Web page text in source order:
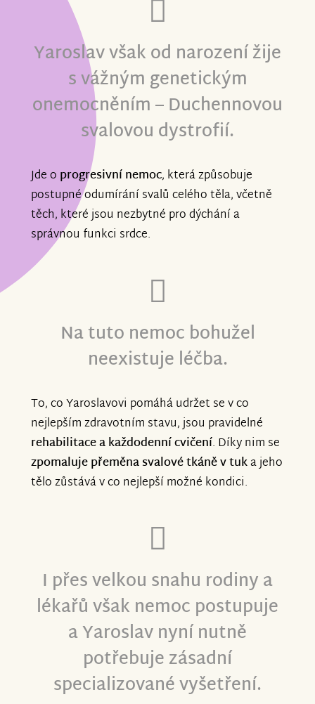
Yaroslav však od narození žije
s vážným genetickým
onemocněním – Duchennovou
svalovou dystrofií.
Jde o progresivní nemoc, která způsobuje
postupné odumírání svalů celého těla, včetně
těch, které jsou nezbytné pro dýchání a
správnou funkci srdce.
Na tuto nemoc bohužel
neexistuje léčba.
To, co Yaroslavovi pomáhá udržet se v co
nejlepším zdravotním stavu, jsou pravidelné
rehabilitace a každodenní cvičení. Díky nim se
zpomaluje přeměna svalové tkáně v tuka jeho
tělo zůstává v co nejlepší možné kondici.
I přes velkou snahu rodiny a
lékařů však nemoc postupuje
a Yaroslav nyní nutně
potřebuje zásadní
specializované vyšetření.